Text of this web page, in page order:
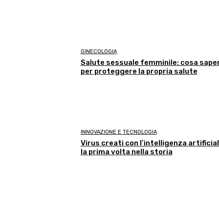
GINECOLOGIA
Salute sessuale femminile: cosa
per proteggere la propria salute
INNOVAZIONE E TECNOLOGIA
Virus creati con l’intelligenza
la prima volta nella storia